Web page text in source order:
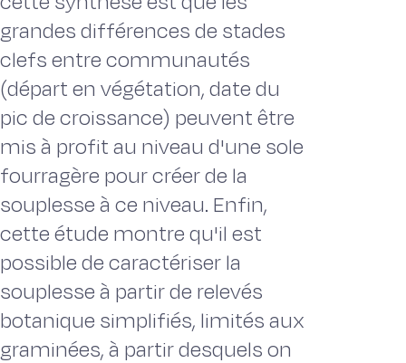
grandes différences de stades
clefs entre communautés
(départ en végétation, date du
pic de croissance) peuvent être
mis à profit au niveau d'une sole
fourragère pour créer de la
souplesse à ce niveau. Enfin,
cette étude montre qu'il est
possible de caractériser la
souplesse à partir de relevés
botanique simplifiés, limités aux
graminées, à partir desquels on